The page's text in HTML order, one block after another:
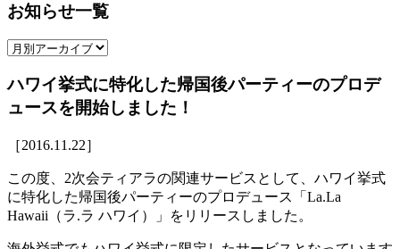
お知らせ一覧
ハワイ挙式に特化した帰国後パーティーのプロデ
ュースを開始しました！
［2016.11.22］
この度、2次会ティアラの関連サービスとして、ハワイ挙式
に特化した帰国後パーティーのプロデュース「La.La
Hawaii（ラ.ラ ハワイ）」をリリースしました。